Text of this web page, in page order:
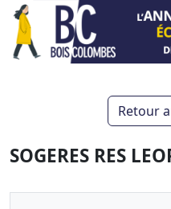
Retour
SOGERES RES